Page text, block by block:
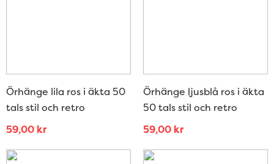
Örhänge lila ros i äkta 50
tals stil och retro
59,00 kr
Örhänge ljusblå ros i äkta
50 tals stil och retro
59,00 kr